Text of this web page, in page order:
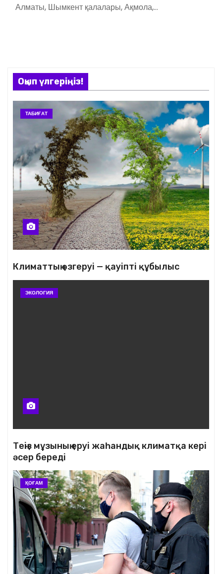
Алматы, Шымкент қалалары, Ақмола,…
Оқып үлгеріңіз!
ТАБИҒАТ
Климаттың өзгеруі — қауіпті құбылыс
ЭКОЛОГИЯ
Теңіз мұзының еруі жаһандық климатқа кері
әсер береді
ҚОҒАМ